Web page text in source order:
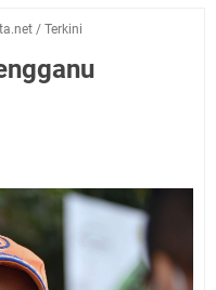
/ Terkini